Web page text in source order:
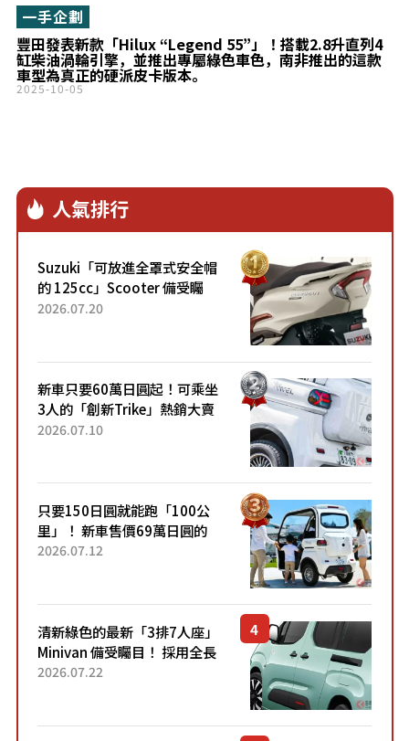
豐田發表新款「Hilux “Legend 55”」！搭載2.8升直列4
缸柴油渦輪引擎，並推出專屬綠色車色，南非推出的這款
車型為真正的硬派皮卡版本。
一手企劃
2025-10-05
人氣排行
Suzuki「可放進全罩式安全帽
的 125cc」Scooter 備受矚
目！採用全新流線設計與各項
2026.07.20
新車只要60萬日圓起！可乘坐
3人的「創新Trike」熱銷大賣
成為人氣車款！「養車成本真
2026.07.10
只要150日圓就能跑「100公
里」！ 新車售價69萬日圓的
「3人座」Trike大受歡迎！ 順
2026.07.12
清新綠色的最新「3排7人座」
Minivan 備受矚目！ 採用全長
4.7公尺剛剛好的車身尺寸與
2026.07.22